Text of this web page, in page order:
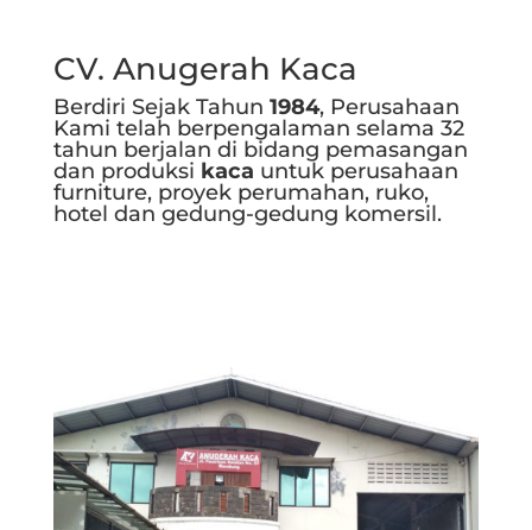
CV. Anugerah Kaca
Berdiri Sejak Tahun 1984, Perusahaan
Kami telah berpengalaman selama 32
tahun berjalan di bidang pemasangan
dan produksi kaca untuk perusahaan
furniture, proyek perumahan, ruko,
hotel dan gedung-gedung komersil.